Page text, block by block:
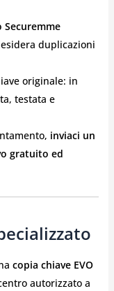
Securemme
duplicazioni
originale: in
testata e
inviaci un
gratuito ed
copia chiave EVO
autorizzato a